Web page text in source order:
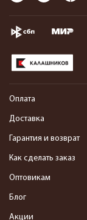
Оплата
Доставка
Гарантия и возврат
Как сделать заказ
Оптовикам
Блог
Акции